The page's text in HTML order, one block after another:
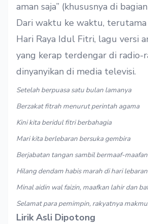
aman saja” (khususnya di bagian
Dari waktu ke waktu,
Hari Raya Idul Fitri, lagu versi
yang kerap terdengar di radio-
dinyanyikan di media televisi.
Setelah berpuasa satu bulan lamanya
Berzakat fitrah menurut perintah agama
Kini kita beridul fitri berbahagia
Mari kita berlebaran bersuka gembira
Berjabatan tangan sambil bermaaf-maafan
Hilang dendam habis marah di hari lebaran
Minal aidin wal faizin, maafkan lahir dan
Selamat para pemimpin, rakyatnya
Lirik Asli Dipotong